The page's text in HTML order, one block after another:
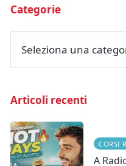
Categorie
Seleziona una
Articoli recenti
A